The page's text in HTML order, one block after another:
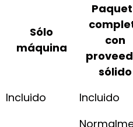
Sólo
máquina
con
sólido
Incluido
Incluido